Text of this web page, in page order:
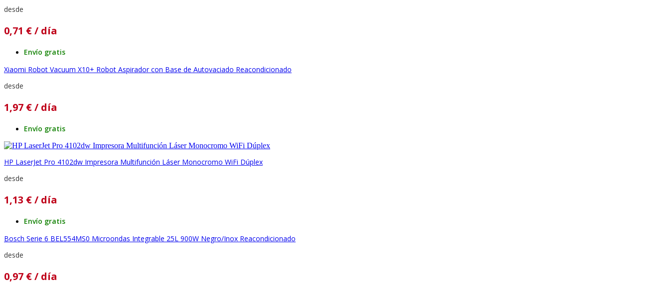
desde
0,71 €/ día
Envío gratis
Xiaomi Robot Vacuum X10+ Robot Aspirador con Base de Autovaciado Reacondicionado
desde
1,97 €/ día
Envío gratis
HP LaserJet Pro 4102dw Impresora Multifunción Láser Monocromo WiFi Dúplex
desde
1,13 €/ día
Envío gratis
Bosch Serie 6 BEL554MS0 Microondas Integrable 25L 900W Negro/Inox Reacondicionado
desde
0,97 €/ día